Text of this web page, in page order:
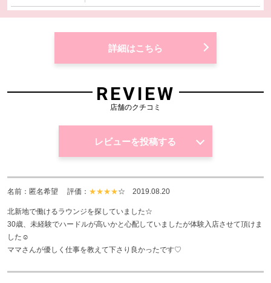
詳細はこちら
REVIEW
店舗のクチコミ
レビューを投稿する
名前：匿名希望 評価： ★★★★☆ 2019.08.20
北新地で働けるラウンジを探していました☆
30歳、未経験でハードルが高いかと心配していましたが体験入店させて頂けま
した☺
ママさんが優しく仕事を教えて下さり良かったです♡